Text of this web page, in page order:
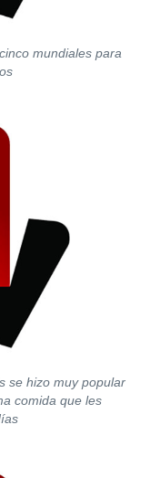
mundiales para
se hizo muy popular
comida que les